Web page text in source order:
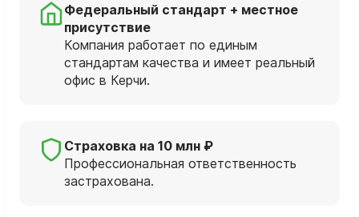
Федеральный стандарт + местное
присутствие
Компания работает по единым
стандартам качества и имеет реальный
офис в Керчи.
Страховка на 10 млн ₽
Профессиональная ответственность
застрахована.